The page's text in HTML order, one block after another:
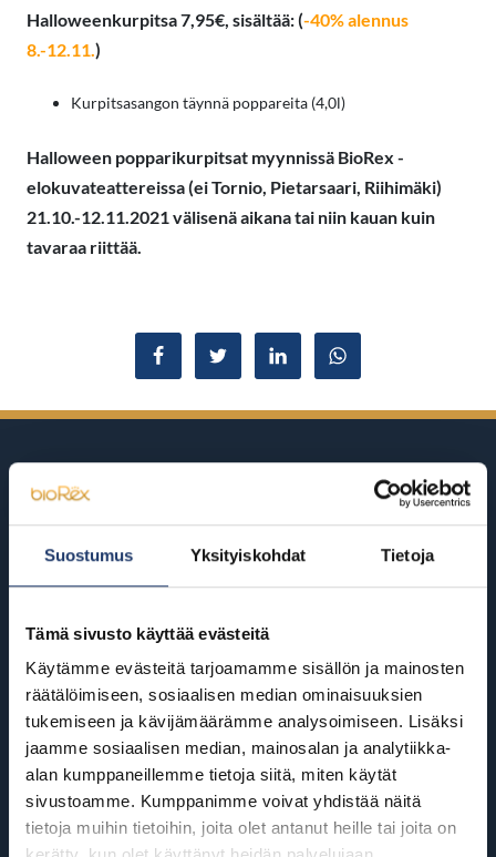
Suostumus Yksityiskohdat Tietoja
Tämä sivusto käyttää evästeitä
Käytämme evästeitä tarjoamamme sisällön ja mainosten
räätälöimiseen, sosiaalisen median ominaisuuksien
tukemiseen ja kävijämäärämme analysoimiseen. Lisäksi
jaamme sosiaalisen median, mainosalan ja analytiikka-
alan kumppaneillemme tietoja siitä, miten käytät
sivustoamme. Kumppanimme voivat yhdistää näitä
tietoja muihin tietoihin, joita olet antanut heille tai joita on
Halloweenkurpitsa 7,95€, sisältää: (-40% alennus
8.-12.11.)
Kurpitsasangon täynnä poppareita (4,0l)
Halloween popparikurpitsat myynnissä BioRex -
elokuvateattereissa (ei Tornio, Pietarsaari, Riihimäki)
21.10.-12.11.2021 välisenä aikana tai niin kauan kuin
tavaraa riittää.
Jaa FacebookissaJaa TwitterissäJaa LinkedInissä
Helsinki
BioRex Redi
BioRex Tripla
Hyvinkää
BioRex Sveitsi
Riihimäki
BioRex Riihimäki
Rovaniemi
BioRex Rovaniemi